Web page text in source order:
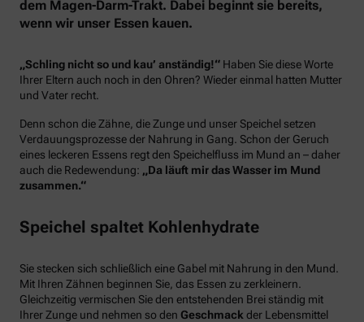
dem Magen-Darm-Trakt. Dabei beginnt sie bereits,
wenn wir unser Essen kauen.
„Schling nicht so und kau’ anständig!“ Haben Sie diese Worte
Ihrer Eltern auch noch in den Ohren? Wieder einmal hatten Mutter
und Vater recht.
Denn schon die Zähne, die Zunge und unser Speichel setzen
Verdauungsprozesse der Nahrung in Gang. Schon der Geruch
eines leckeren Essens regt den Speichelfluss im Mund an – daher
auch die Redewendung: „Da läuft mir das Wasser im Mund
zusammen.“
Speichel spaltet Kohlenhydrate
Sie stecken sich schließlich eine Gabel mit Nahrung in den Mund.
Mit Ihren Zähnen beginnen Sie, das Essen zu zerkleinern.
Gleichzeitig vermischen Sie den entstehenden Brei ständig mit
Ihrer Zunge und nehmen so den Geschmack der Lebensmittel